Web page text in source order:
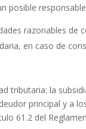
posible
razonables de
en caso de
tributaria: la
principal y a
61.2 del